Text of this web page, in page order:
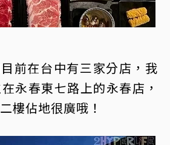
前在台中有三家分店，我
永春東七路上的永春店，
樓佔地很廣哦！